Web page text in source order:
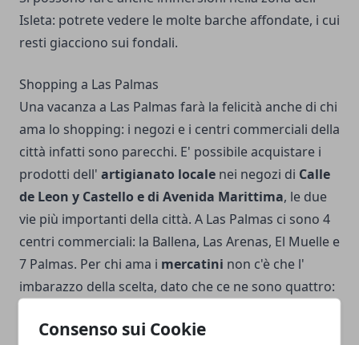
Consenso sui Cookie
Isleta: potrete vedere le molte barche affondate, i cui
resti giacciono sui fondali.
Shopping a Las Palmas
Una vacanza a Las Palmas farà la felicità anche di chi
ama lo shopping: i negozi e i centri commerciali della
città infatti sono parecchi. E' possibile acquistare i
prodotti dell' artigianato locale nei negozi di Calle
de Leon y Castello e di Avenida Marittima, le due
vie più importanti della città. A Las Palmas ci sono 4
centri commerciali: la Ballena, Las Arenas, El Muelle e
7 Palmas. Per chi ama i mercatini non c'è che l'
imbarazzo della scelta, dato che ce ne sono quattro:
Per gli amanti dell' antiquariato c'è anche il